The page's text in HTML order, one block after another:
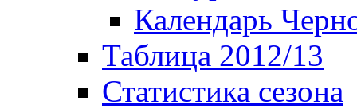
Календарь
Таблица 2012/13
Статистика сезона